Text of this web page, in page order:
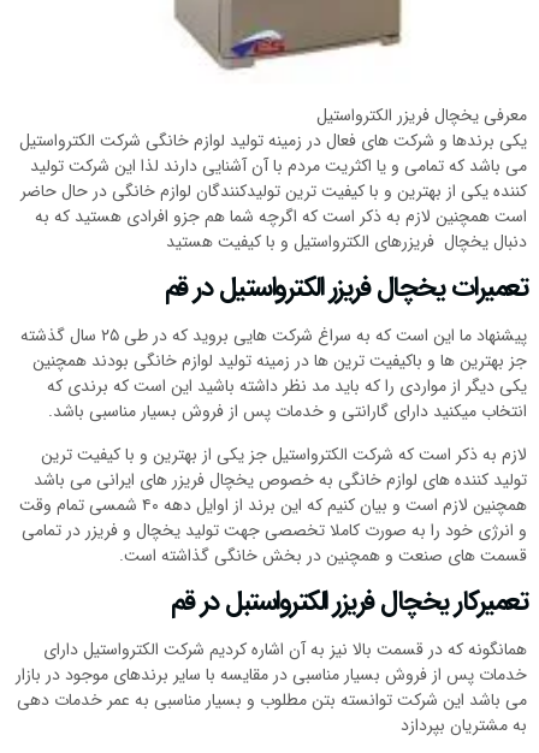
معرفی یخچال فریزر الکترواستیل
یکی برندها و شرکت های فعال در زمینه تولید لوازم خانگی شرکت الکترواستیل
می باشد که تمامی و یا اکثریت مردم با آن آشنایی دارند لذا این شرکت تولید
کننده یکی از بهترین و با کیفیت ترین تولیدکنندگان لوازم خانگی در حال حاضر
است همچنین لازم به ذکر است که اگرچه شما هم جزو افرادی هستید که به
دنبال یخچال فریزرهای الکترواستیل و با کیفیت هستید
تعمیرات یخچال فریزر الکترواستیل در قم
پیشنهاد ما این است که به سراغ شرکت هایی بروید که در طی ۲۵ سال گذشته
جز بهترین ها و باکیفیت ترین ها در زمینه تولید لوازم خانگی بودند همچنین
یکی دیگر از مواردی را که باید مد نظر داشته باشید این است که برندی که
انتخاب میکنید دارای گارانتی و خدمات پس از فروش بسیار مناسبی باشد.
لازم به ذکر است که شرکت الکترواستیل جز یکی از بهترین و با کیفیت ترین
تولید کننده های لوازم خانگی به خصوص یخچال فریزر های ایرانی می باشد
همچنین لازم است و بیان کنیم که این برند از اوایل دهه ۴۰ شمسی تمام وقت
و انرژی خود را به صورت کاملا تخصصی جهت تولید یخچال و فریزر در تمامی
قسمت های صنعت و همچنین در بخش خانگی گذاشته است.
تعمیرکار یخچال فریزر الکترواستبل در قم
همانگونه که در قسمت بالا نیز به آن اشاره کردیم شرکت الکترواستیل دارای
خدمات پس از فروش بسیار مناسبی در مقایسه با سایر برندهای موجود در بازار
می باشد این شرکت توانسته بتن مطلوب و بسیار مناسبی به عمر خدمات دهی
به مشتریان بپردازد